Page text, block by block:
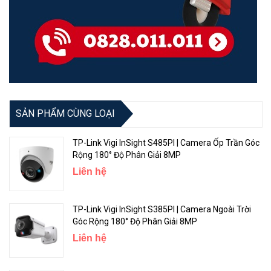
SẢN PHẨM CÙNG LOẠI
TP-Link Vigi InSight S485PI | Camera Ốp Trần Góc
Rộng 180° Độ Phân Giải 8MP
Liên hệ
TP-Link Vigi InSight S385PI | Camera Ngoài Trời
Góc Rộng 180° Độ Phân Giải 8MP
Liên hệ